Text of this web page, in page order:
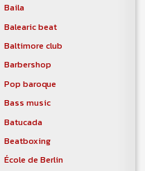
Baila
Balearic beat
Baltimore club
Barbershop
Pop baroque
Bass music
Batucada
Beatboxing
École de Berlin